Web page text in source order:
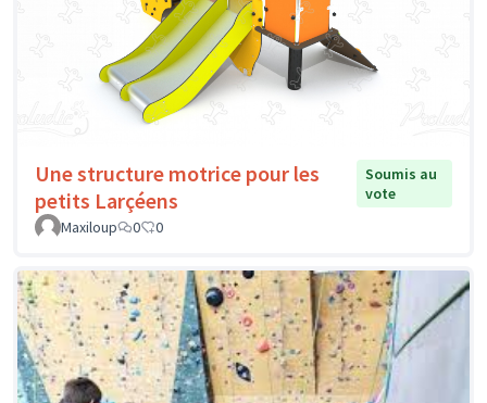
Une structure motrice pour les
petits Larçéens
Soumis au
vote
Maxiloup
0 0